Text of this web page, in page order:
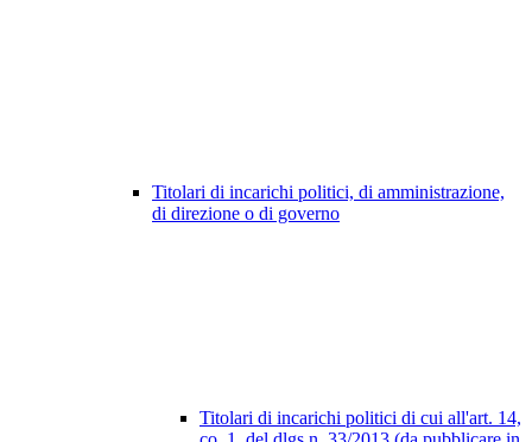
Titolari di incarichi politici, di amministrazione,
di direzione o di governo
Titolari di incarichi politici di cui all'art. 14,